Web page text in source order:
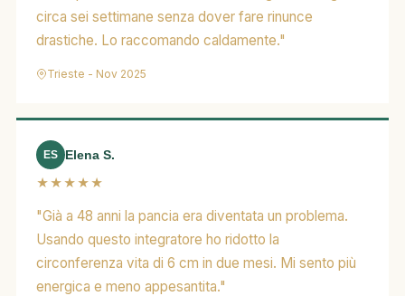
circa sei settimane senza dover fare rinunce
drastiche. Lo raccomando caldamente."
Trieste - Nov 2025
ES
Elena S.
★★★★★
"Già a 48 anni la pancia era diventata un problema.
Usando questo integratore ho ridotto la
circonferenza vita di 6 cm in due mesi. Mi sento più
energica e meno appesantita."